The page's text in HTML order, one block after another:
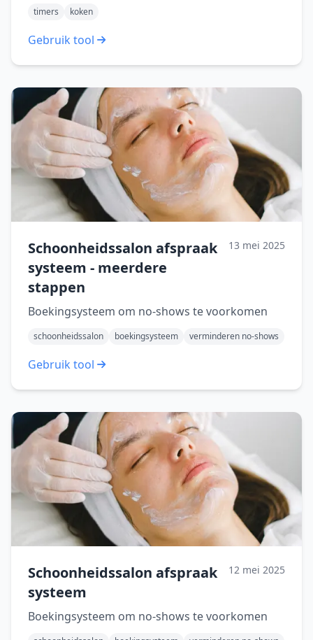
timers koken
Gebruik tool
Schoonheidssalon afspraak
systeem - meerdere
stappen
13 mei 2025
Boekingsysteem om no-shows te voorkomen
schoonheidssalon boekingsysteem verminderen no-shows
Gebruik tool
Schoonheidssalon afspraak
systeem
12 mei 2025
Boekingsysteem om no-shows te voorkomen